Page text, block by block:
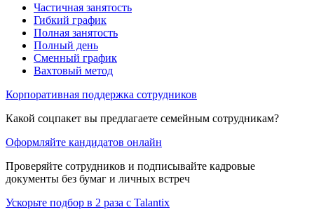
Частичная занятость
Гибкий график
Полная занятость
Полный день
Сменный график
Вахтовый метод
Корпоративная поддержка сотрудников
Какой соцпакет вы предлагаете семейным сотрудникам?
Оформляйте кандидатов онлайн
Проверяйте сотрудников и подписывайте кадровые
документы без бумаг и личных встреч
Ускорьте подбор в 2 раза с Talantix